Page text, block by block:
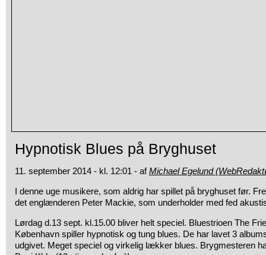
Hypnotisk Blues på Bryghuset
11. september 2014 - kl. 12:01 - afMichael Egelund
I denne uge musikere, som aldrig har spillet på bryghuset før.
det englænderen Peter Mackie, som underholder med fed
Lørdag d.13 sept. kl.15.00 bliver helt speciel. Bluestrioen The
København spiller hypnotisk og tung blues. De har lavet 3
udgivet. Meget speciel og virkelig lækker blues. Brygmesteren